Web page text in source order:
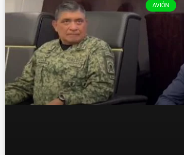
AVIÓN